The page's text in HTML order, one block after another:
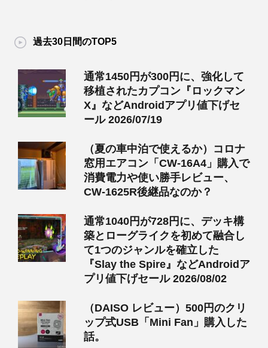
過去30日間のTOP5
通常1450円が300円に、強化して
移植されたカプコン『ロックマン
X』などAndroidアプリ値下げセ
ール 2026/07/19
（夏の車中泊で使えるか）コロナ
窓用エアコン「CW-16A4」購入で
消費電力や使い勝手レビュー、
CW-1625R後継品なのか？
通常1040円が728円に、デッキ構
築とローグライクを初めて融合し
て1つのジャンルを確立した
『Slay the Spire』などAndroidア
プリ値下げセール 2026/08/02
（DAISO レビュー）500円のクリ
ップ式USB「Mini Fan」購入した
話。